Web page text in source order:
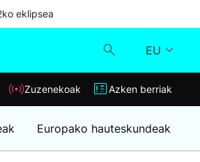
eklipsea
EU
Klisk
Zuzenekoak
Zuzenekoak Azken berriak
Europako hauteskundeak